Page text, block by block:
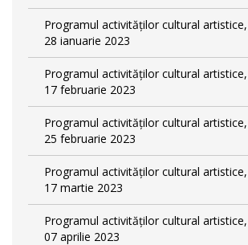
Programul activităților cultural
28 ianuarie 2023
Programul activităților cultural
17 februarie 2023
Programul activităților cultural
25 februarie 2023
Programul activităților cultural
17 martie 2023
Programul activităților cultural
07 aprilie 2023